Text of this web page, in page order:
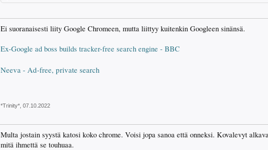
Ei suoranaisesti liity Google Chromeen, mutta liittyy kuitenkin Googleen sinänsä.
Ex-Google ad boss builds tracker-free search engine - BBC
Neeva - Ad-free, private search
*Trinity* 07.10.2022
Multa jostain syystä katosi koko chrome. Voisi jopa sanoa että onneksi. Kovalevyt
mitä ihmettä se touhuaa.